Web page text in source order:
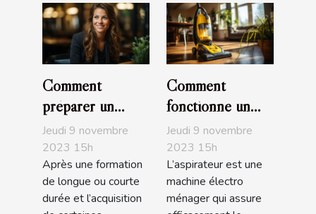
Comment
préparer un
entretien
d’embauche ?
Jeudi 9 novembre
2023 15h
Après une formation
de longue ou courte
durée et l’acquisition
Comment
fonctionne un
aspirateur ?
Jeudi 9 novembre
2023 15h
L’aspirateur est une
machine électro
ménager qui assure